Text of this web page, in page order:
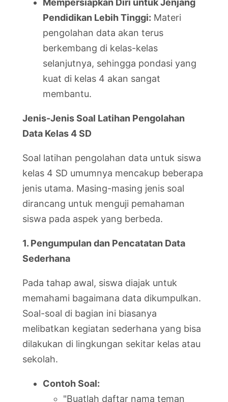
Mempersiapkan Diri untuk Jenjang
Pendidikan Lebih Tinggi: Materi
pengolahan data akan terus
berkembang di kelas-kelas
selanjutnya, sehingga pondasi yang
kuat di kelas 4 akan sangat
membantu.
Jenis-Jenis Soal Latihan Pengolahan
Data Kelas 4 SD
Soal latihan pengolahan data untuk siswa
kelas 4 SD umumnya mencakup beberapa
jenis utama. Masing-masing jenis soal
dirancang untuk menguji pemahaman
siswa pada aspek yang berbeda.
1. Pengumpulan dan Pencatatan Data
Sederhana
Pada tahap awal, siswa diajak untuk
memahami bagaimana data dikumpulkan.
Soal-soal di bagian ini biasanya
melibatkan kegiatan sederhana yang bisa
dilakukan di lingkungan sekitar kelas atau
sekolah.
Contoh Soal:
"Buatlah daftar nama teman